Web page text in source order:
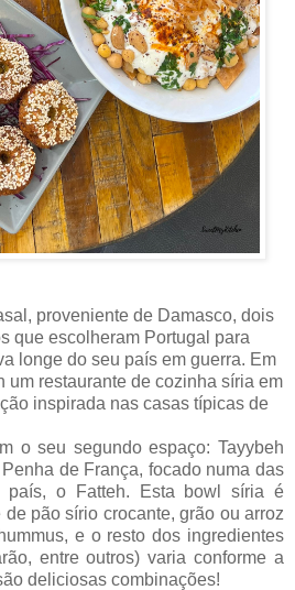
proveniente de Damasco, dois
que escolheram Portugal para
longe do seu país em guerra. Em
um restaurante de cozinha síria em
inspirada nas casas típicas de
o seu segundo espaço: Tayybeh
de França, focado numa das
país, o Fatteh. Esta bowl síria é
pão sírio crocante, grão ou arroz
e o resto dos ingredientes
entre outros) varia conforme a
deliciosas combinações!